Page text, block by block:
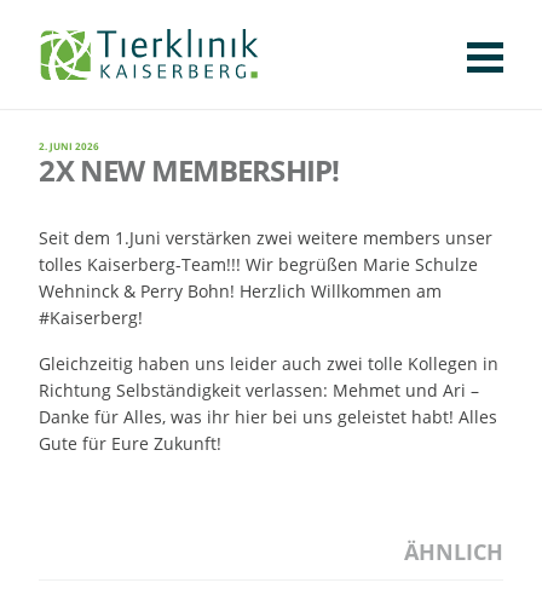
KLINIK
CHIRURGIE
AUGENHEILKUNDE
KARDIOLOGIE
BILDGEBUNG
INNERE MEDIZIN
WEITERE
AKTUELLES
KONTAKT
Tierklinik
Kaiserberg
2. JUNI 2026
2X NEW MEMBERSHIP!
Seit dem 1.Juni verstärken zwei weitere members unser
tolles Kaiserberg-Team!!! Wir begrüßen Marie Schulze
Wehninck & Perry Bohn! Herzlich Willkommen am
#Kaiserberg!
Gleichzeitig haben uns leider auch zwei tolle Kollegen in
Richtung Selbständigkeit verlassen: Mehmet und Ari –
Danke für Alles, was ihr hier bei uns geleistet habt! Alles
Gute für Eure Zukunft!
ÄHNLICH